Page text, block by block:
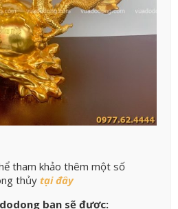
tham khảo thêm một số
thủy tại đây
bạn sẽ được: